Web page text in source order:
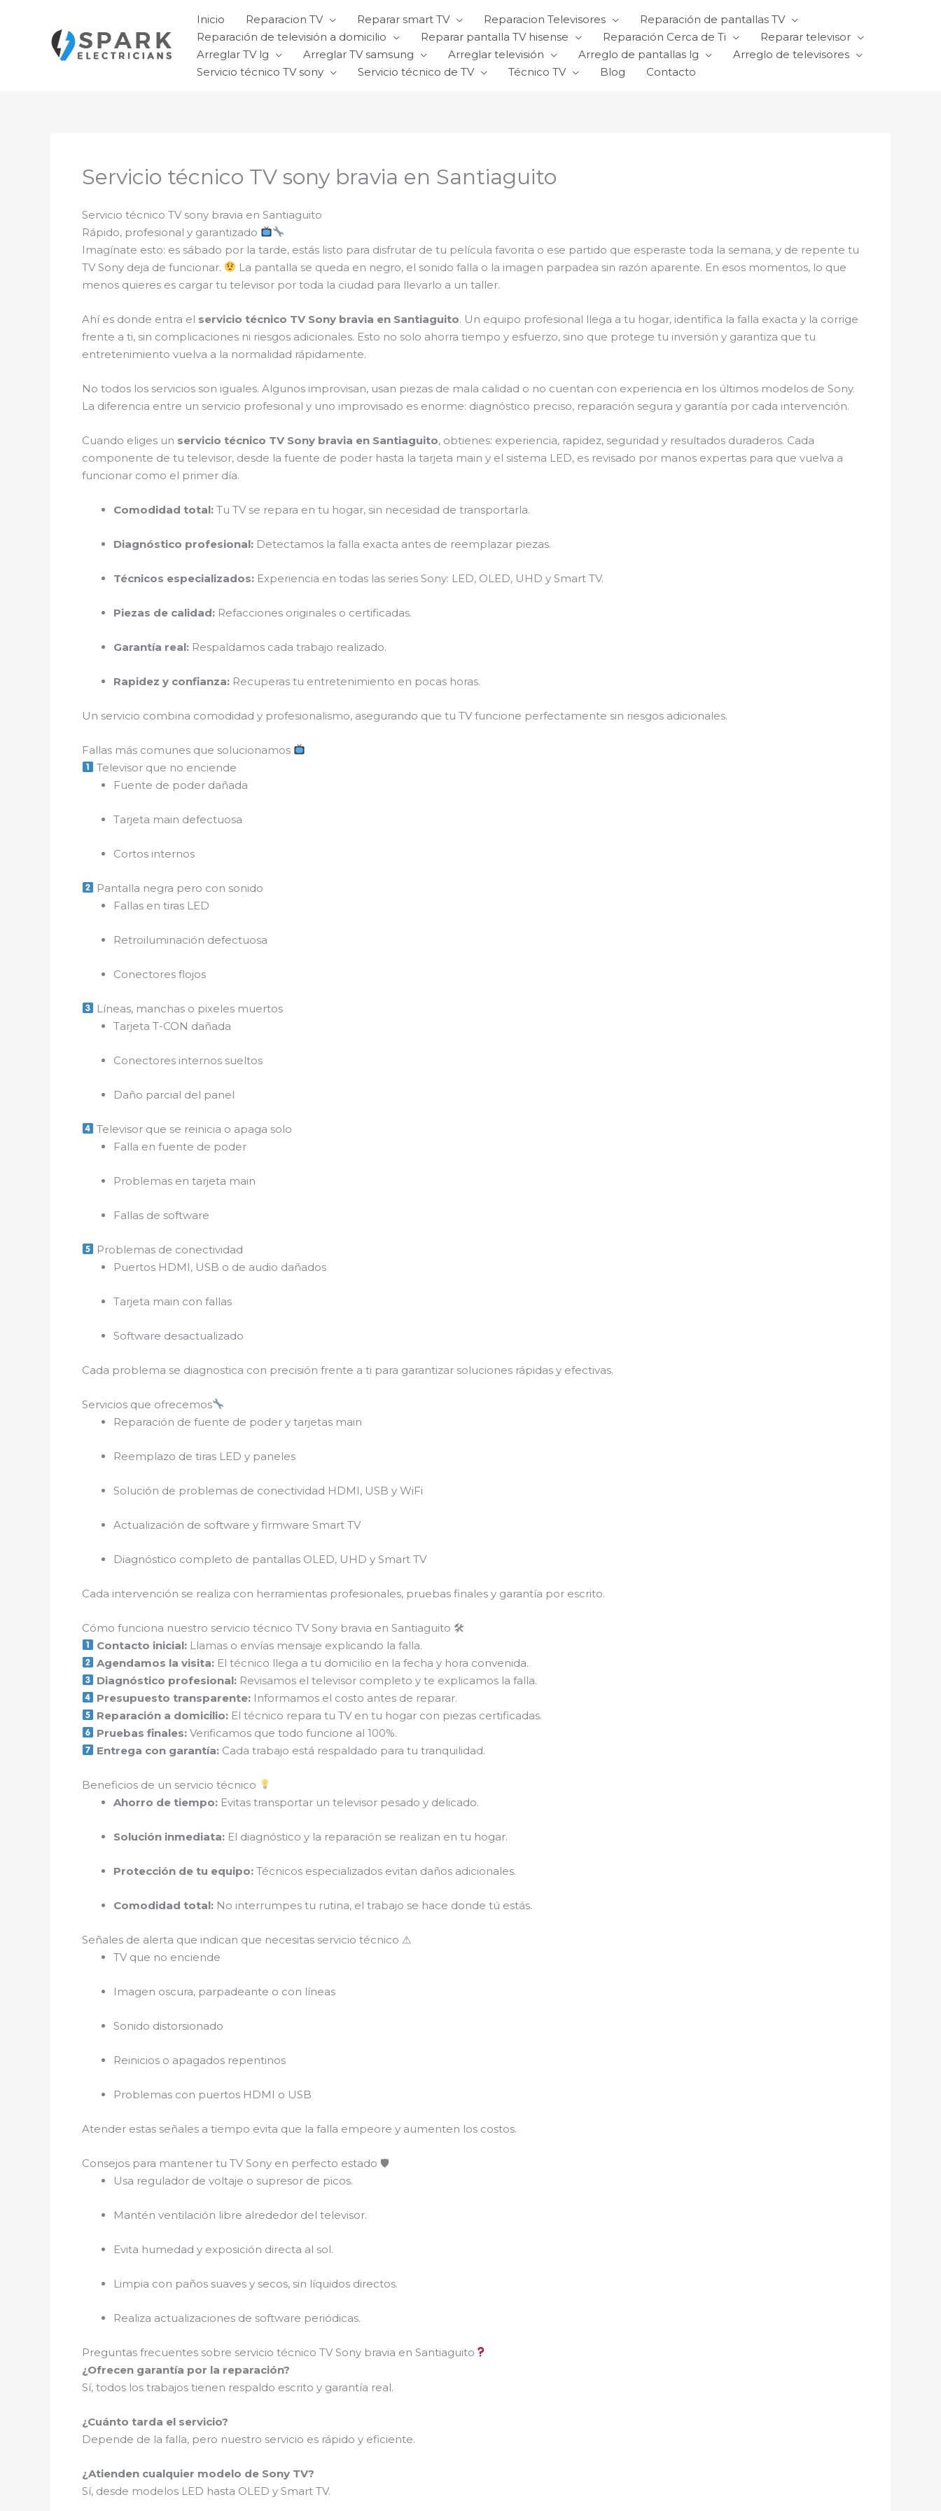
contenido
Inicio Reparacion TV Reparar smart TV Reparacion Televisores
Reparación de pantallas TV
Reparación de televisión a domicilio
Reparar pantalla TV hisense Reparación Cerca de Ti
Reparar televisor
Arreglar TV lg
Arreglar TV samsung Arreglar televisión Arreglo de pantallas lg
Arreglo de televisores
Servicio técnico TV sony
Servicio técnico de TV Técnico TV Blog Contacto
Servicio técnico TV sony bravia en Santiaguito
Servicio técnico TV sony bravia en Santiaguito
Rápido, profesional y garantizado
Imagínate esto: es sábado por la tarde, estás listo para disfrutar de tu película favorita o ese partido que esperaste toda la semana, y de repente tu
TV Sony deja de funcionar.
La pantalla se queda en negro, el sonido falla o la imagen parpadea sin razón aparente. En esos momentos, lo que
menos quieres es cargar tu televisor por toda la ciudad para llevarlo a un taller.
Ahí es donde entra el servicio técnico TV Sony bravia en Santiaguito. Un equipo profesional llega a tu hogar, identifica la falla exacta y la corrige
frente a ti, sin complicaciones ni riesgos adicionales. Esto no solo ahorra tiempo y esfuerzo, sino que protege tu inversión y garantiza que tu
entretenimiento vuelva a la normalidad rápidamente.
No todos los servicios son iguales. Algunos improvisan, usan piezas de mala calidad o no cuentan con experiencia en los últimos modelos de Sony.
La diferencia entre un servicio profesional y uno improvisado es enorme: diagnóstico preciso, reparación segura y garantía por cada intervención.
Cuando eliges un servicio técnico TV Sony bravia en Santiaguito, obtienes: experiencia, rapidez, seguridad y resultados duraderos. Cada
componente de tu televisor, desde la fuente de poder hasta la tarjeta main y el sistema LED, es revisado por manos expertas para que vuelva a
funcionar como el primer día.
Comodidad total: Tu TV se repara en tu hogar, sin necesidad de transportarla.
Diagnóstico profesional: Detectamos la falla exacta antes de reemplazar piezas.
Técnicos especializados: Experiencia en todas las series Sony: LED, OLED, UHD y Smart TV.
Piezas de calidad: Refacciones originales o certificadas.
Garantía real: Respaldamos cada trabajo realizado.
Rapidez y confianza: Recuperas tu entretenimiento en pocas horas.
Un servicio combina comodidad y profesionalismo, asegurando que tu TV funcione perfectamente sin riesgos adicionales.
Fallas más comunes que solucionamos
Televisor que no enciende
Fuente de poder dañada
Tarjeta main defectuosa
Cortos internos
Pantalla negra pero con sonido
Fallas en tiras LED
Retroiluminación defectuosa
Conectores flojos
Líneas, manchas o pixeles muertos
Tarjeta T-CON dañada
Conectores internos sueltos
Daño parcial del panel
Televisor que se reinicia o apaga solo
Falla en fuente de poder
Problemas en tarjeta main
Fallas de software
Problemas de conectividad
Puertos HDMI, USB o de audio dañados
Tarjeta main con fallas
Software desactualizado
Cada problema se diagnostica con precisión frente a ti para garantizar soluciones rápidas y efectivas.
Servicios que ofrecemos
Reparación de fuente de poder y tarjetas main
Reemplazo de tiras LED y paneles
Solución de problemas de conectividad HDMI, USB y WiFi
Actualización de software y firmware Smart TV
Diagnóstico completo de pantallas OLED, UHD y Smart TV
Cada intervención se realiza con herramientas profesionales, pruebas finales y garantía por escrito.
Cómo funciona nuestro servicio técnico TV Sony bravia en Santiaguito 🛠
Contacto inicial: Llamas o envías mensaje explicando la falla.
Agendamos la visita: El técnico llega a tu domicilio en la fecha y hora convenida.
Diagnóstico profesional: Revisamos el televisor completo y te explicamos la falla.
Presupuesto transparente: Informamos el costo antes de reparar.
Reparación a domicilio: El técnico repara tu TV en tu hogar con piezas certificadas.
Pruebas finales: Verificamos que todo funcione al 100%.
Entrega con garantía: Cada trabajo está respaldado para tu tranquilidad.
Beneficios de un servicio técnico
Ahorro de tiempo: Evitas transportar un televisor pesado y delicado.
Solución inmediata: El diagnóstico y la reparación se realizan en tu hogar.
Protección de tu equipo: Técnicos especializados evitan daños adicionales.
Comodidad total: No interrumpes tu rutina, el trabajo se hace donde tú estás.
Señales de alerta que indican que necesitas servicio técnico ⚠
TV que no enciende
Imagen oscura, parpadeante o con líneas
Sonido distorsionado
Reinicios o apagados repentinos
Problemas con puertos HDMI o USB
Atender estas señales a tiempo evita que la falla empeore y aumenten los costos.
Consejos para mantener tu TV Sony en perfecto estado 🛡
Usa regulador de voltaje o supresor de picos.
Mantén ventilación libre alrededor del televisor.
Evita humedad y exposición directa al sol.
Limpia con paños suaves y secos, sin líquidos directos.
Realiza actualizaciones de software periódicas.
Preguntas frecuentes sobre servicio técnico TV Sony bravia en Santiaguito
¿Ofrecen garantía por la reparación?
Sí, todos los trabajos tienen respaldo escrito y garantía real.
¿Cuánto tarda el servicio?
Depende de la falla, pero nuestro servicio es rápido y eficiente.
¿Atienden cualquier modelo de Sony TV?
Sí, desde modelos LED hasta OLED y Smart TV.